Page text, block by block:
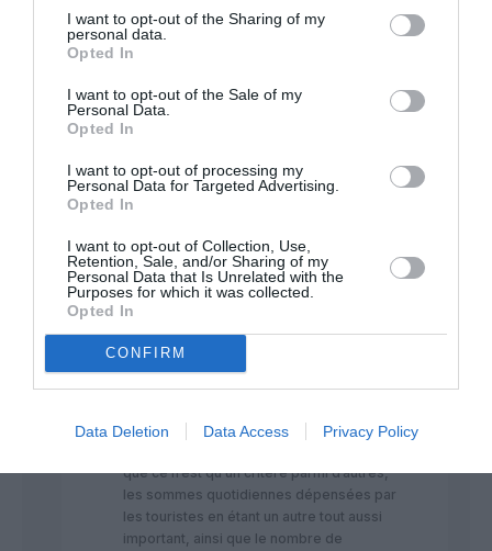
I want to opt-out of the Sharing of my
personal data.
Opted In
I want to opt-out of the Sale of my
Personal Data.
Opted In
I want to opt-out of processing my
Personal Data for Targeted Advertising.
Opted In
I want to opt-out of Collection, Use,
Retention, Sale, and/or Sharing of my
Personal Data that Is Unrelated with the
Purposes for which it was collected.
Opted In
CONFIRM
Data Deletion Data Access Privacy Policy
“plus beau village de France”), à la saleté
urbaine, aux prix pratiqués (mais bon, à
Rome, c’est pire), aux transports
aéroports qui ne sont pas des modèles de
une autre langue que le Français (mais là,
c’est vrai, ailleurs c’est pas vraiment
mieux, vive les traducteurs Google)…
s’adressent pas qu’à la sempiternelle
capitale. C’est bien connu : trop souvent, et
dans de nombreux endroits de notre beau
pays, le touriste est vu comme un volatile
au plumage gris, plus communément
appelé pigeon…
Ce pigeon peut donc tout naturellement
Et puis, pourquoi se focaliser chaque
que ce n’est qu’un critère parmi d’autres,
les sommes quotidiennes dépensées par
les touristes en étant un autre tout aussi
important, ainsi que le nombre de